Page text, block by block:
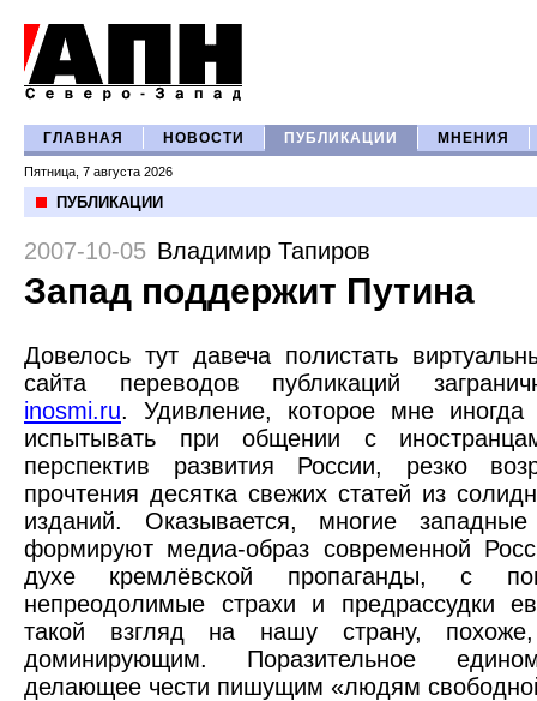
ГЛАВНАЯ НОВОСТИ ПУБЛИКАЦИИ МНЕНИЯ
Пятница, 7 августа 2026
ПУБЛИКАЦИИ
2007-10-05 Владимир Тапиров
Запад поддержит Путина
Довелось тут давеча полистать
сайта переводов публикаций
inosmi.ru. Удивление, которое мне иногда
испытывать при общении с
перспектив развития России, резко
прочтения десятка свежих статей из
изданий. Оказывается, многие
формируют медиа-образ современной
духе кремлёвской пропаганды, с
непреодолимые страхи и предрассудки
такой взгляд на нашу страну, похоже,
доминирующим. Поразительное
делающее чести пишущим «людям